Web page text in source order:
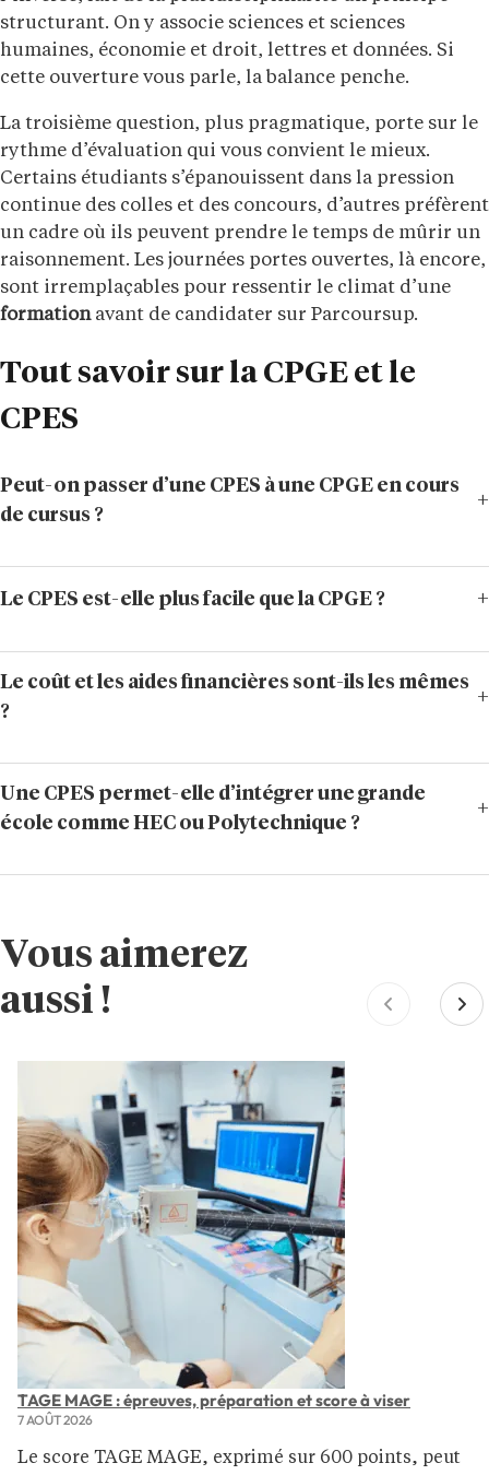
structurant. On y associe sciences et sciences
humaines, économie et droit, lettres et données. Si
cette ouverture vous parle, la balance penche.
La troisième question, plus pragmatique, porte sur le
rythme d’évaluation qui vous convient le mieux.
Certains étudiants s’épanouissent dans la pression
continue des colles et des concours, d’autres préfèrent
un cadre où ils peuvent prendre le temps de mûrir un
raisonnement. Les journées portes ouvertes, là encore,
sont irremplaçables pour ressentir le climat d’une
formationavant de candidater sur Parcoursup.
Tout savoir sur la CPGE et le
CPES
Peut-on passer d’une CPES à une CPGE en cours
de cursus ?
Le CPES est-elle plus facile que la CPGE ?
Le coût et les aides financières sont-ils les mêmes
?
Une CPES permet-elle d’intégrer une grande
école comme HEC ou Polytechnique ?
Vous aimerez
aussi !
TAGE MAGE : épreuves, préparation et score à viser
7 AOÛT 2026
Le score TAGE MAGE, exprimé sur 600 points, peut